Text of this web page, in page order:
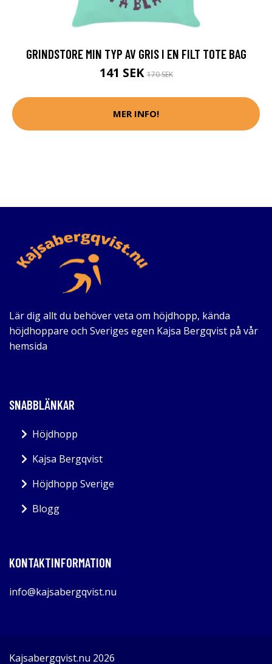
GRINDSTORE MIN TYP AV GRIS I EN FILT TOTE BAG
141 SEK170 SEK
MER INFO!
Lär dig allt du behöver veta om höjdhopp, kända
höjdhoppare och Sveriges egen Kajsa Bergqvist på vår
hemsida
SNABBLÄNKAR
Höjdhopp
Kajsa Bergqvist
Höjdhopp Sverige
Blogg
KONTAKTINFORMATION
info@kajsabergqvist.nu
Kajsabergqvist.nu 2026